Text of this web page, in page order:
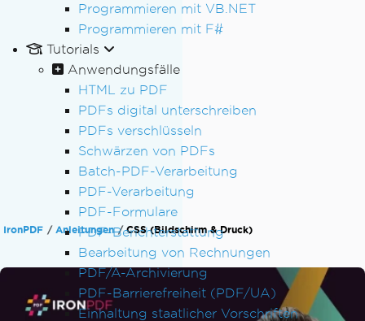
Programmieren mit VB.NET
Programmieren mit F#
Tutorials
Anwendungsfälle
HTML zu PDF
PDFs digital unterschreiben
PDFs verschlüsseln
Schwärzen von PDFs
Batch-PDF-Verarbeitung
PDF-Verarbeitung
PDF-Formulare
PDF-Berichterstattung
Bearbeitung von Rechnungen
PDF/A-Archivierung
PDF-Barrierefreiheit (PDF/UA)
Einhaltung staatlicher Vorschriften
IronPDF Anleitungen CSS (Bildschirm & Druck)